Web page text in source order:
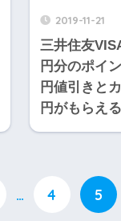
2019-11-21
三井住友
円分のポイ
円値引きと
円がもらえ
… 4 5